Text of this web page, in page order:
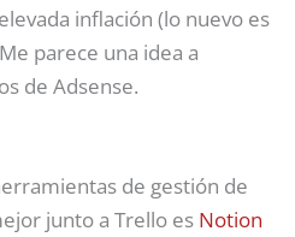
inflación (lo nuevo es
parece una idea a
de Adsense.
de gestión de
junto a Trello es Notion